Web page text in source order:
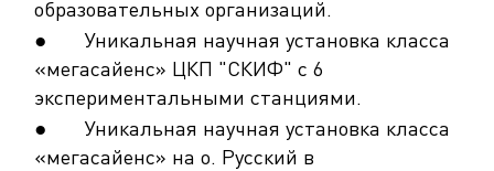
образовательных организаций.
● Уникальная научная установка класса
«мегасайенс» ЦКП "СКИФ" с 6
экспериментальными станциями.
● Уникальная научная установка класса
«мегасайенс» на о. Русский в